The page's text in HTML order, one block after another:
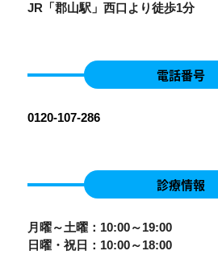
JR「郡山駅」西口より徒歩1分
電話番号
0120-107-286
診療情報
月曜～土曜：10:00～19:00
日曜・祝日：10:00～18:00